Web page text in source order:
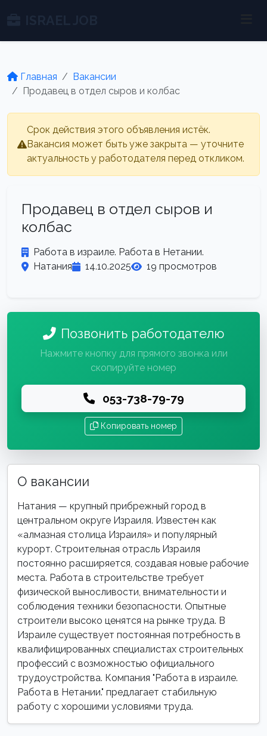
Главная
Вакансии
Продавец в отдел сыров и колбас
Срок действия этого объявления истёк.
Вакансия может быть уже закрыта — уточните
актуальность у работодателя перед откликом.
Продавец в отдел сыров и
колбас
Работа в израиле. Работа в Нетании.
Натания
14.10.2025 19 просмотров
Позвонить работодателю
Нажмите кнопку для прямого звонка или
скопируйте номер
053-738-79-79
Копировать номер
О вакансии
Натания — крупный прибрежный город в
центральном округе Израиля. Известен как
«алмазная столица Израиля» и популярный
курорт. Строительная отрасль Израиля
постоянно расширяется, создавая новые рабочие
места. Работа в строительстве требует
физической выносливости, внимательности и
соблюдения техники безопасности. Опытные
строители высоко ценятся на рынке труда. В
Израиле существует постоянная потребность в
квалифицированных специалистах строительных
профессий с возможностью официального
трудоустройства. Компания "Работа в израиле.
Работа в Нетании." предлагает стабильную
работу с хорошими условиями труда.